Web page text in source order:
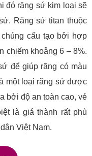
đó răng sứ kim loại sẽ
Răng sứ titan thuộc
cấu tạo bởi hợp
chiếm khoảng 6 – 8%.
để giúp răng có màu
một loại răng sứ được
bởi độ an toàn cao, vẻ
là giá thành rất phù
Việt Nam.